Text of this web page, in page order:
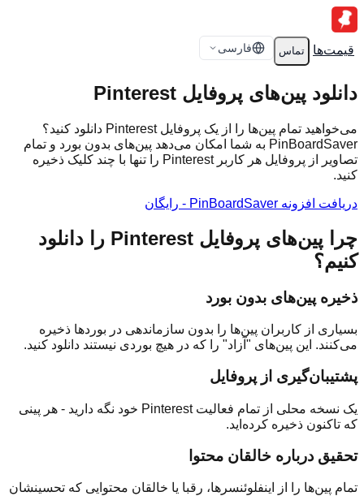
قیمت‌ها تماس فارسی
دانلود پین‌های پروفایل Pinterest
می‌خواهید تمام پین‌ها را از یک پروفایل Pinterest دانلود کنید؟
PinBoardSaver به شما امکان می‌دهد پین‌های بدون بورد و تمام
تصاویر از پروفایل هر کاربر Pinterest را تنها با چند کلیک ذخیره
کنید.
دریافت افزونه PinBoardSaver - رایگان
چرا پین‌های پروفایل Pinterest را دانلود
کنیم؟
ذخیره پین‌های بدون بورد
بسیاری از کاربران پین‌ها را بدون سازماندهی در بوردها ذخیره
می‌کنند. این پین‌های "آزاد" را که در هیچ بوردی نیستند دانلود کنید.
پشتیبان‌گیری از پروفایل
یک نسخه محلی از تمام فعالیت Pinterest خود نگه دارید - هر پینی
که تاکنون ذخیره کرده‌اید.
تحقیق درباره خالقان محتوا
تمام پین‌ها را از اینفلوئنسرها، رقبا یا خالقان محتوایی که تحسینشان